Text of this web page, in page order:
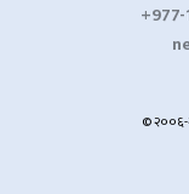
© २००६-